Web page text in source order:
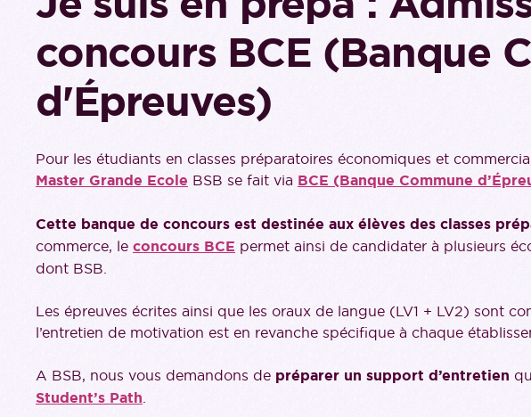
concours BCE (Banque
d'Épreuves)
Pour les étudiants en classes préparatoires économiques et
Master Grande Ecole BSB se fait via BCE (Banque Commune
Cette banque de concours est destinée aux élèves des classes
commerce, le concours BCE permet ainsi de candidater à plusieurs
dont BSB.
Les épreuves écrites ainsi que les oraux de langue (LV1 + LV2) sont
l’entretien de motivation est en revanche spécifique à chaque
A BSB, nous vous demandons de préparer un support d’entretien
Student’s Path.